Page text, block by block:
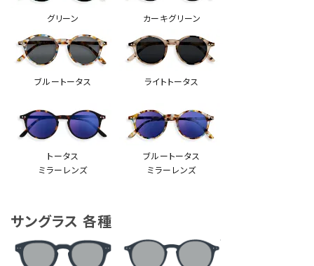
グリーン カーキグリーン
ブルートータス ライトトータス
トータス
ミラーレンズ
ブルートータス
ミラーレンズ
サングラス 各種